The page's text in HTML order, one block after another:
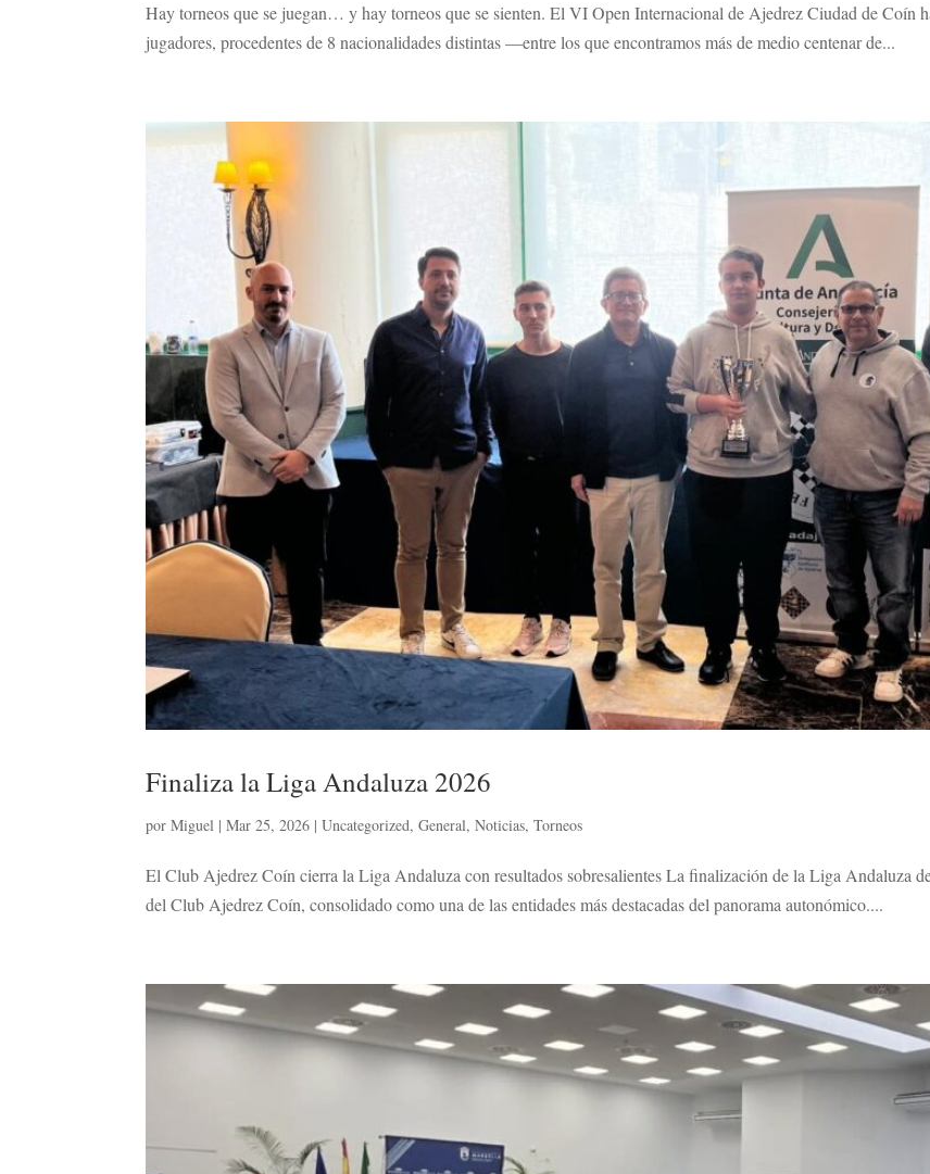
Hay torneos que se juegan… y hay torneos que se sienten. El VI Open Internacional de Ajedrez Ciudad de Coín
jugadores, procedentes de 8 nacionalidades distintas —entre los que encontramos más de medio centenar de...
Finaliza la Liga Andaluza 2026
porMiguel |Mar 25, 2026 |Uncategorized,General,Noticias,Torneos
El Club Ajedrez Coín cierra la Liga Andaluza con resultados sobresalientes La finalización de la Liga Andaluza
del Club Ajedrez Coín, consolidado como una de las entidades más destacadas del panorama autonómico....